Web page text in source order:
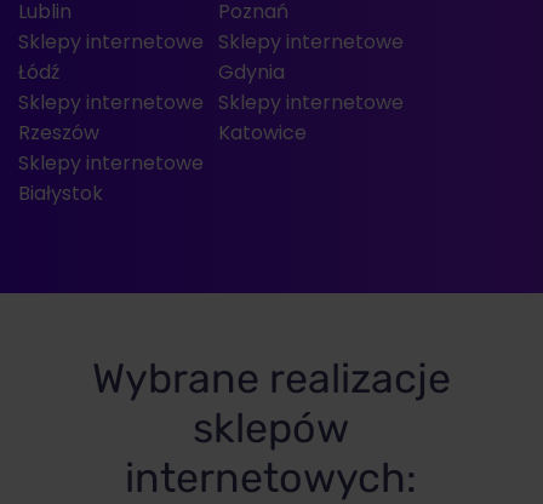
Lublin
Poznań
Sklepy internetowe
Łódź
Sklepy internetowe
Gdynia
Sklepy internetowe
Rzeszów
Sklepy internetowe
Katowice
Sklepy internetowe
Białystok
Wybrane realizacje
sklepów
internetowych: